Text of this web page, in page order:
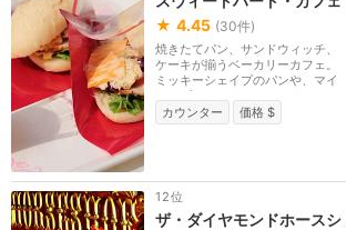
★ 4.45 (30件)
焼きたてパン、サンドウィッチ、
ケーキが揃うベーカリーカフェ。
ミッキーシェイプのパンや、マイ
クワゾウスキーの...
カウンター
価格 $
12位
ザ・ダイヤモンドホースシ